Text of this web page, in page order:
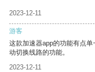
2023-12-11
游客
这款加速器app的功能有点
动切换线路的功能。
2023-12-11